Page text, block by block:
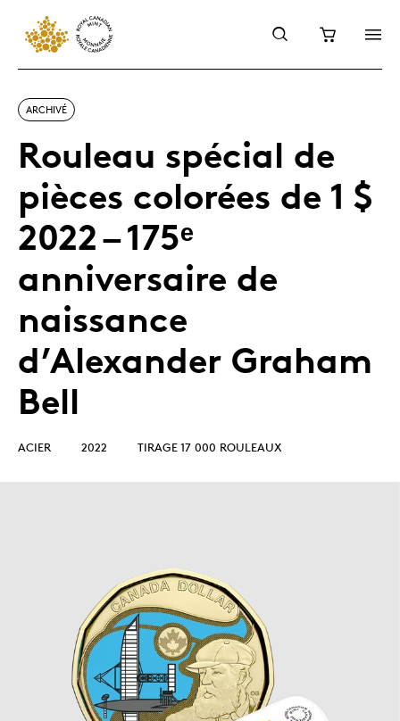
ARCHIVÉ
Rouleau spécial de
pièces colorées de 1 $
2022 – 175ᵉ
anniversaire de
naissance
d’Alexander Graham
Bell
ACIER 2022 TIRAGE 17 000 ROULEAUX